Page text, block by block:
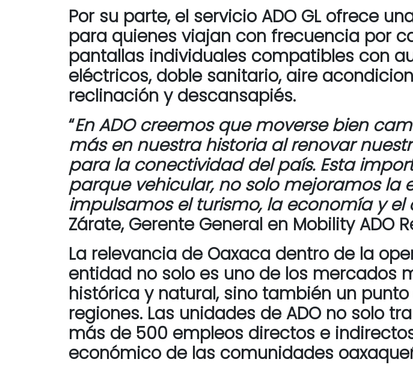
Por su parte, el servicio ADO GL ofrece
para quienes viajan con frecuencia por
pantallas individuales compatibles con
eléctricos, doble sanitario, aire
reclinación y descansapiés.
“En ADO creemos que moverse bien
más en nuestra historia al renovar
para la conectividad del país. Esta
parque vehicular, no solo mejoramos la
impulsamos el turismo, la economía y el
Zárate, Gerente General en Mobility ADO
La relevancia de Oaxaca dentro de la
entidad no solo es uno de los mercados
histórica y natural, sino también un
regiones. Las unidades de ADO no solo
más de 500 empleos directos e
económico de las comunidades